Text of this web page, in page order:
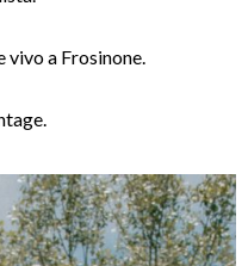
vivo a Frosinone.